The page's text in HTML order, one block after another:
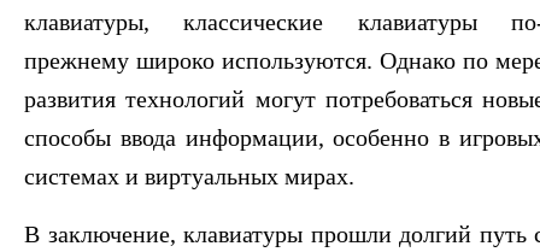
клавиатуры, классические клавиатуры
прежнему широко используются. Однако по
развития технологий могут потребоваться
способы ввода информации, особенно в
системах и виртуальных мирах.
В заключение, клавиатуры прошли долгий путь